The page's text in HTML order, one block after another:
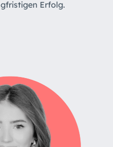
Erfolg.